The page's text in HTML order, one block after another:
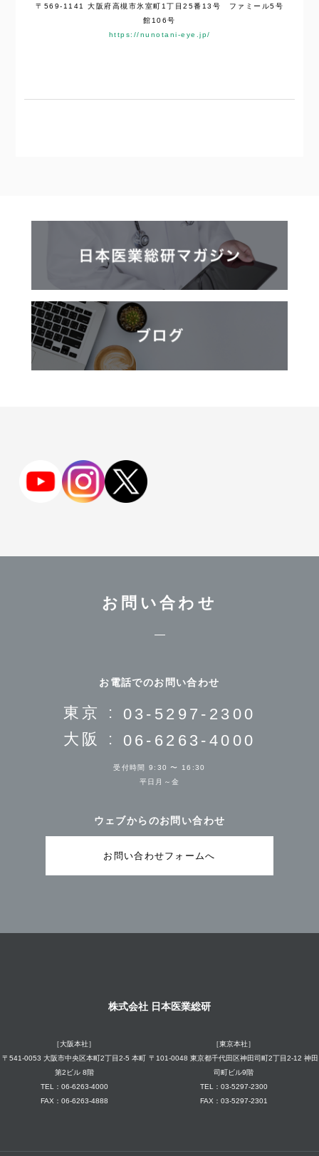
〒569-1141 大阪府高槻市氷室町1丁目25番13号 ファミール5号
館106号
https://nunotani-eye.jp/
お問い合わせ
お電話でのお問い合わせ
東京 : 03-5297-2300
大阪 : 06-6263-4000
受付時間 9:30 〜 16:30
平日月～金
ウェブからのお問い合わせ
お問い合わせフォームへ
株式会社 日本医業総研
［大阪本社］
〒541-0053 大阪市中央区本町2丁目2-5 本町
第2ビル 8階
TEL：06-6263-4000
FAX：06-6263-4888
［東京本社］
〒101-0048 東京都千代田区神田司町2丁目2-12 神田
司町ビル9階
TEL：03-5297-2300
FAX：03-5297-2301